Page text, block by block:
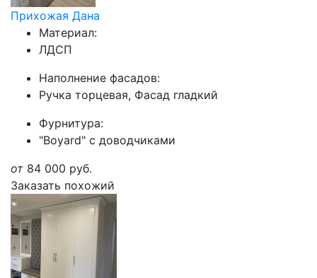
Прихожая Дана
Материал:
ЛДСП
Наполнение фасадов:
Ручка торцевая, Фасад гладкий
Фурнитура:
"Boyard" с доводчиками
от 84 000 руб.
Заказать похожий